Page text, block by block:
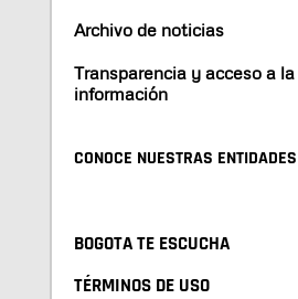
Archivo de noticias
Transparencia y acceso a la
información
CONOCE NUESTRAS ENTIDADES
BOGOTA TE ESCUCHA
TÉRMINOS DE USO